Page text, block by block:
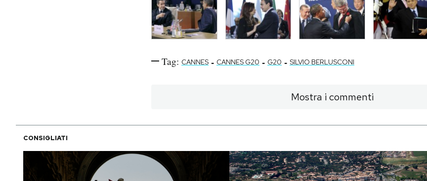
Tag: CANNES - CANNES G20 - G20 - SILVIO BERLUSCONI
Mostra i commenti
CONSIGLIATI